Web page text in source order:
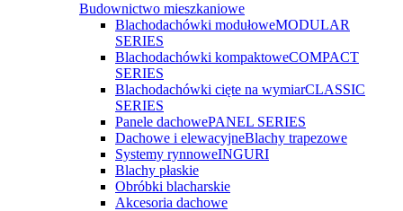
Budownictwo mieszkaniowe
Blachodachówki modułoweMODULAR
SERIES
Blachodachówki kompaktoweCOMPACT
SERIES
Blachodachówki cięte na wymiarCLASSIC
SERIES
Panele dachowePANEL SERIES
Dachowe i elewacyjneBlachy trapezowe
Systemy rynnoweINGURI
Blachy płaskie
Obróbki blacharskie
Akcesoria dachowe